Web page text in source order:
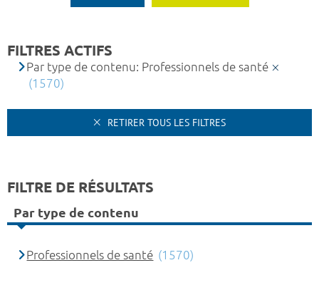
FILTRES ACTIFS
Par type de contenu: Professionnels de santé
(1570)
RETIRER TOUS LES FILTRES
FILTRE DE RÉSULTATS
Par type de contenu
Professionnels de santé (1570)